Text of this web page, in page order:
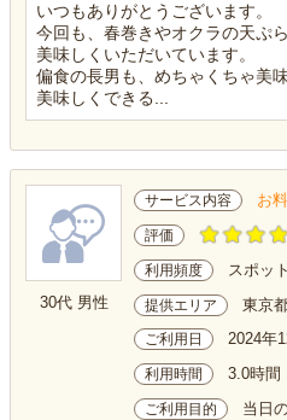
いつもありがとうございます。
今回も、春巻きやオクラの天ぷ
美味しくいただいています。
偏食の長男も、めちゃくちゃ美
美味しくできる...
30代 男性
サービス内容 お
評価
利用頻度 スポット
提供エリア 東京
ご利用日 2024年
利用時間 3.0時間
ご利用目的
当日